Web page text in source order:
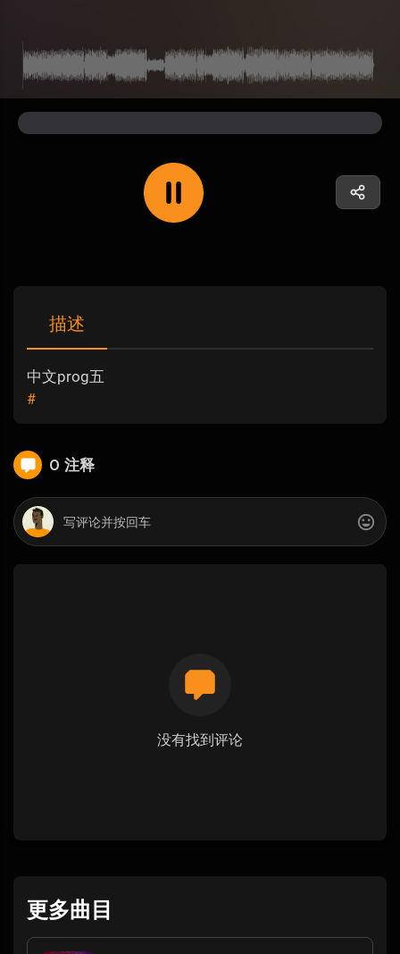
描述
中文prog五
#
0 注释
没有找到评论
更多曲目